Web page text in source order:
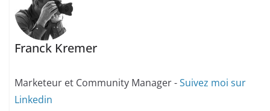
Franck Kremer
Marketeur et Community Manager -Suivez moi sur
Linkedin